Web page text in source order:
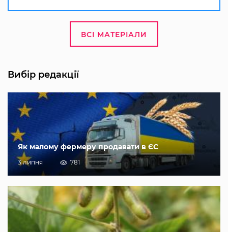
ВСІ МАТЕРІАЛИ
Вибір редакції
Як малому фермеру продавати в ЄС
3 липня 781